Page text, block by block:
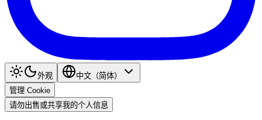
外观
中文（简体）
管理 Cookie
请勿出售或共享我的个人信息